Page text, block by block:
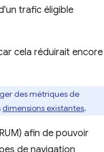
trafic éligible
cela réduirait encore
des métriques de
dimensions existantes.
afin de pouvoir
de navigation